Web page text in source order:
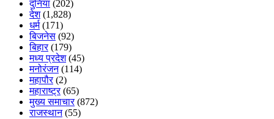
दुनिया (202)
देश(1,828)
धर्म(171)
बिजनेस (92)
बिहार(179)
मध्य प्रदेश(45)
मनोरंजन(114)
महापौर(2)
महाराष्ट्र(65)
मुख्य समाचार(872)
राजस्थान(55)